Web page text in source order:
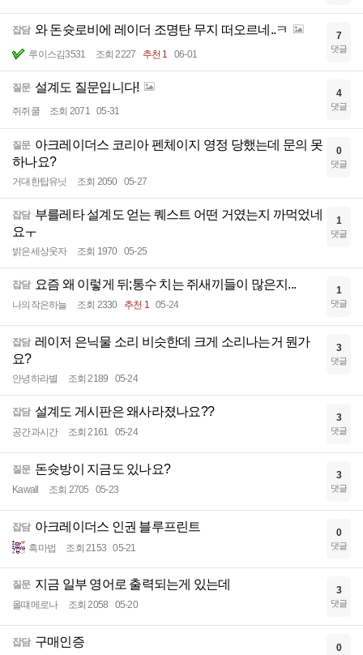
잡담 와 돈슛로비에 레이더 조명탄 무지 떠오르네..ㅋ
루이스김3531 조회 2227 추천 1 06-01
7
댓글
질문 설계도 질문입니다!
쥐쥐쿨 조회 2071 05-31
4
댓글
질문 아크레이더스 코리아 펜체이지 영정 당했는데 문의 못
하나요?
거대한탑유닛 조회 2050 05-27
0
댓글
잡담 부를레타 설계도 얻는 퀘스트 어떤 거였는지 까먹었네
요ㅜ
밝은세상웃자 조회 1970 05-25
1
댓글
잡담 요즘 왜 이렇게 뒤;통수 치는 쥐새끼들이 많은지...
나의작은하늘 조회 2330 추천 1 05-24
1
댓글
잡담 레이저 은닉물 소리 비슷한데 크게 소리나는거 뭔가
요?
안녕하라별 조회 2189 05-24
3
댓글
잡담 설계도 게시판은 왜사라졌나요??
공간과시간 조회 2161 05-24
3
댓글
질문 돈슛방이 지금도 있나요?
Kawall 조회 2705 05-23
3
댓글
잡담 아크레이더스 인권 블루프린트
흑마법 조회 2153 05-21
0
댓글
질문 지금 일부 영어로 출력되는게 있는데
올떄메로나 조회 2058 05-20
3
댓글
잡담 구매인증 0